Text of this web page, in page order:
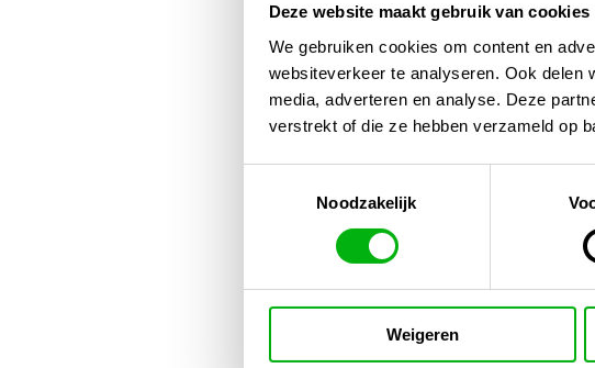
Deze website maakt gebruik van cookies
We gebruiken cookies om content en
websiteverkeer te analyseren. Ook delen
media, adverteren en analyse. Deze
verstrekt of die ze hebben verzameld op
Noodzakelijk
Weigeren
De producten zijn veilig
aerosolen. Daardoor
reststoffen achter te
Met Vaportek kies je